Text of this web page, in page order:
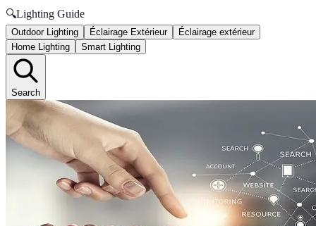
🔍Lighting Guide
Outdoor Lighting Éclairage Extérieur
Éclairage extérieur
Home Lighting
Smart Lighting
Search